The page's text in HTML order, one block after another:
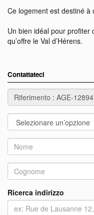
Ce logement est destiné à
Un bien idéal pour profiter
qu’offre le Val d’Hérens.
Contattateci
Ricerca indirizzo